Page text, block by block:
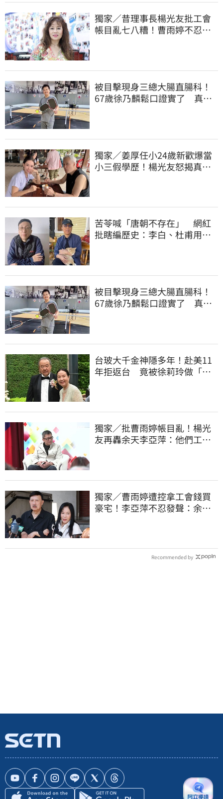
獨家／昔理事長楊光友批工會
帳目亂七八糟！曹雨婷不忍
被目擊現身三總大腸直腸科！
67歲徐乃麟鬆口證實了 真實
獨家／姜厚任小24歲新歡爆當
小三假學歷！楊光友怒揭真實
苦苓喊「唐朝不存在」 網紅
批瞎編歷史：李白、杜甫用鮮
被目擊現身三總大腸直腸科！
67歲徐乃麟鬆口證實了 真實
台玻大千金神隱多年！赴美11
年拒返台 竟被徐莉玲做「這
獨家／批曹雨婷帳目亂！楊光
友再轟余天李亞萍：他們工會
獨家／曹雨婷遭控拿工會錢買
豪宅！李亞萍不忍發聲：余天
Recommended by